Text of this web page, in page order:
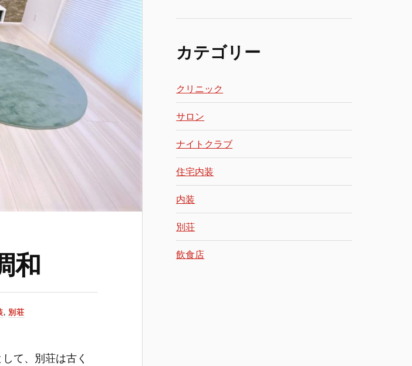
和
, 別荘
て、別荘は古く
カテゴリー
クリニック
サロン
ナイトクラブ
住宅内装
内装
別荘
飲食店